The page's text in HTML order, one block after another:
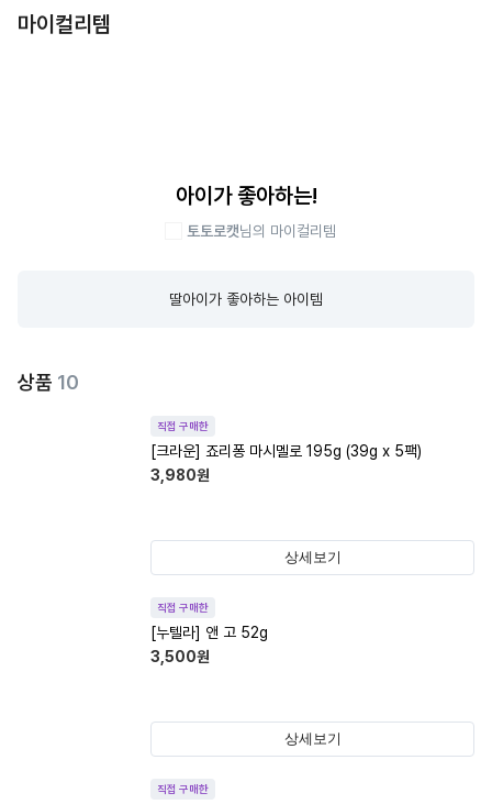
마이컬리템
아이가 좋아하는!
토토로캣님의 마이컬리템
딸아이가 좋아하는 아이템
상품 10
직접 구매한
[크라운] 죠리퐁 마시멜로 195g (39g x 5팩)
3,980원
상세보기
직접 구매한
[누텔라] 앤 고 52g
3,500원
상세보기
직접 구매한